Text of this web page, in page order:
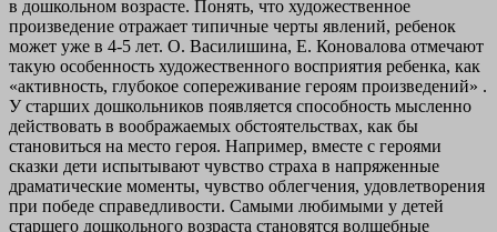
в дошкольном возрасте. Понять, что художественное
произведение отражает типичные черты явлений, ребенок
может уже в 4-5 лет. О. Василишина, Е. Коновалова отмечают
такую особенность художественного восприятия ребенка, как
«активность, глубокое сопереживание героям произведений» .
У старших дошкольников появляется способность мысленно
действовать в воображаемых обстоятельствах, как бы
становиться на место героя. Например, вместе с героями
сказки дети испытывают чувство страха в напряженные
драматические моменты, чувство облегчения, удовлетворения
при победе справедливости. Самыми любимыми у детей
старшего дошкольного возраста становятся волшебные